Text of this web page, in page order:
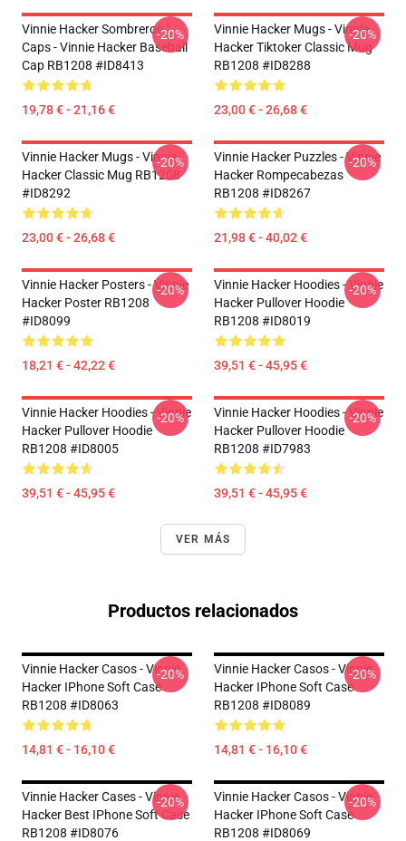
Vinnie Hacker Sombreros "
Caps - Vinnie Hacker Baseball
Cap RB1208 #ID8413
19,78 € - 21,16 €
-20%
Vinnie Hacker Mugs - Vinnie
Hacker Tiktoker Classic Mug
RB1208 #ID8288
23,00 € - 26,68 €
-20%
Vinnie Hacker Mugs - Vinnie
Hacker Classic Mug RB1208
#ID8292
23,00 € - 26,68 €
-20%
Vinnie Hacker Puzzles - Vinnie
Hacker Rompecabezas
RB1208 #ID8267
21,98 € - 40,02 €
-20%
Vinnie Hacker Posters - Vinnie
Hacker Poster RB1208
#ID8099
18,21 € - 42,22 €
-20%
Vinnie Hacker Hoodies - Vinnie
Hacker Pullover Hoodie
RB1208 #ID8019
39,51 € - 45,95 €
-20%
Vinnie Hacker Hoodies - Vinnie
Hacker Pullover Hoodie
RB1208 #ID8005
39,51 € - 45,95 €
-20%
Vinnie Hacker Hoodies - Vinnie
Hacker Pullover Hoodie
RB1208 #ID7983
39,51 € - 45,95 €
-20%
VER MÁS
Productos relacionados
Vinnie Hacker Casos - Vinnie
Hacker IPhone Soft Case
RB1208 #ID8063
14,81 € - 16,10 €
-20%
Vinnie Hacker Casos - Vinnie
Hacker IPhone Soft Case
RB1208 #ID8089
14,81 € - 16,10 €
-20%
Vinnie Hacker Cases - Vinnie
Hacker Best IPhone Soft Case
RB1208 #ID8076
-20%
Vinnie Hacker Casos - Vinnie
Hacker IPhone Soft Case
RB1208 #ID8069
-20%